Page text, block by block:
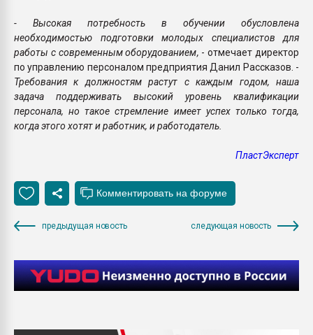
- Высокая потребность в обучении обусловлена
необходимостью подготовки молодых специалистов для
работы с современным оборудованием, - отмечает директор
по управлению персоналом предприятия Данил Рассказов. -
Требования к должностям растут с каждым годом, наша
задача поддерживать высокий уровень квалификации
персонала, но такое стремление имеет успех только тогда,
когда этого хотят и работник, и работодатель.
ПластЭксперт
предыдущая новость следующая новость